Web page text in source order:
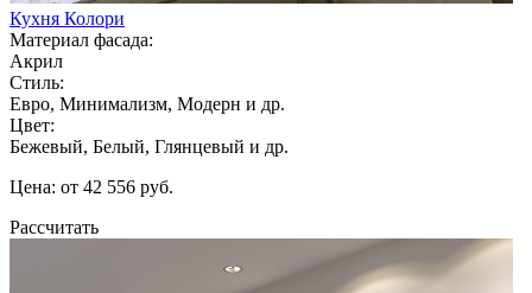
Кухня Колори
Материал фасада:
Акрил
Стиль:
Евро, Минимализм, Модерн и др.
Цвет:
Бежевый, Белый, Глянцевый и др.
Цена: от 42 556 руб.
Рассчитать